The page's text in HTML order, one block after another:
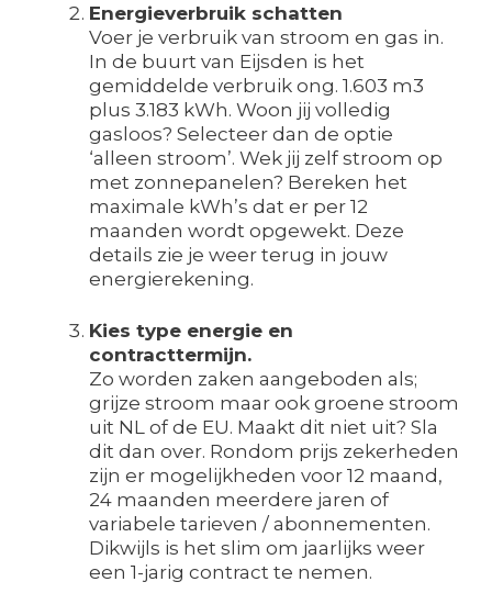
Energieverbruik schatten
Voer je verbruik van stroom en gas in.
In de buurt van Eijsden is het
gemiddelde verbruik ong. 1.603 m3
plus 3.183 kWh. Woon jij volledig
gasloos? Selecteer dan de optie
‘alleen stroom’. Wek jij zelf stroom op
met zonnepanelen? Bereken het
maximale kWh’s dat er per 12
maanden wordt opgewekt. Deze
details zie je weer terug in jouw
energierekening.
Kies type energie en
contracttermijn.
Zo worden zaken aangeboden als;
grijze stroom maar ook groene stroom
uit NL of de EU. Maakt dit niet uit? Sla
dit dan over. Rondom prijs zekerheden
zijn er mogelijkheden voor 12 maand,
24 maanden meerdere jaren of
variabele tarieven / abonnementen.
Dikwijls is het slim om jaarlijks weer
een 1-jarig contract te nemen.